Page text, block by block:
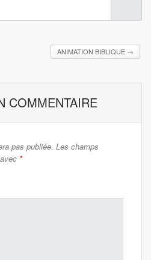
ANIMATION BIBLIQUE →
COMMENTAIRE
pas publiée. Les champs
*